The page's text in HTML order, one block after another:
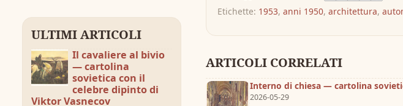
Etichette: 1953, anni 1950, architettura,
ARTICOLI CORRELATI
Interno di chiesa — cartolina
2026-05-29
ULTIMI ARTICOLI
Il cavaliere al bivio
— cartolina
sovietica con il
celebre dipinto di
Viktor Vasnecov